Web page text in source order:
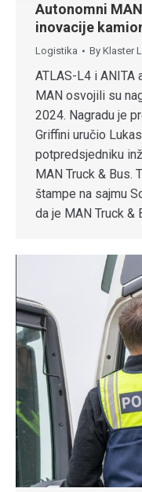
Autonomni
inovacije
Logistika By Klaster
ATLAS-L4 i ANITA
MAN osvojili su
2024. Nagradu je
Griffini uručio
potpredsjedniku
MAN Truck & Bus.
štampe na sajmu
da je MAN Truck &